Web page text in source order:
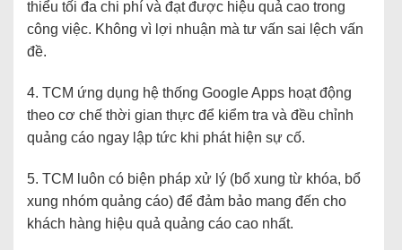
thiểu tối đa chi phí và đạt được hiệu quả cao trong
công việc. Không vì lợi nhuận mà tư vấn sai lệch vấn
đề.
4. TCM ứng dụng hệ thống Google Apps hoạt động
theo cơ chế thời gian thực để kiểm tra và đều chỉnh
quảng cáo ngay lập tức khi phát hiện sự cố.
5. TCM luôn có biện pháp xử lý (bổ xung từ khóa, bổ
xung nhóm quảng cáo) để đảm bảo mang đến cho
khách hàng hiệu quả quảng cáo cao nhất.